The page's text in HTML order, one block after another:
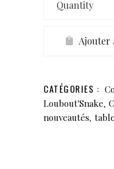
Ajouter
CATÉGORIES :
Loubout'Snake,
nouveautés,